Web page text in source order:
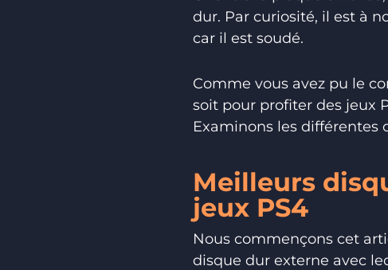
dur. Par curiosité, il est à
car il est soudé.
Comme vous avez pu le
soit pour profiter des jeux
Examinons les différentes
Meilleurs
jeux PS4
Nous commençons cet
disque dur externe avec